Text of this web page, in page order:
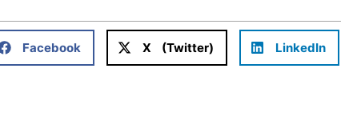
Facebook X (Twitter) LinkedIn